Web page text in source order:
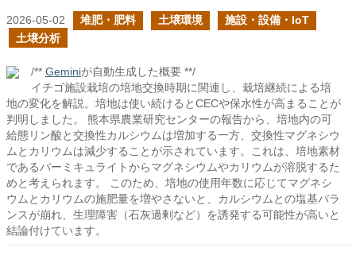
2026-05-02 堆肥・肥料 土壌環境
施設・設備・IoT
土壌分析
/** Geminiが自動生成した概要 **/
イチゴ施設栽培の培地交換時期に関連し、栽培継続による培
地の変化を解説。培地は使い続けるとCECや保水性が高まることが
判明しました。 熊本県農業研究センターの報告から、培地内の可
給態リン酸と交換性カルシウムは増加する一方、交換性マグネシウ
ムとカリウムは減少することが示されています。これは、培地素材
であるバーミキュライトからマグネシウムやカリウムが溶脱するた
めと考えられます。 このため、培地の使用年数に応じてマグネシ
ウムとカリウムの施肥量を増やさないと、カルシウムとの塩基バラ
ンスが崩れ、生理障害（石灰過剰など）を誘発する可能性が高いと
結論付けています。